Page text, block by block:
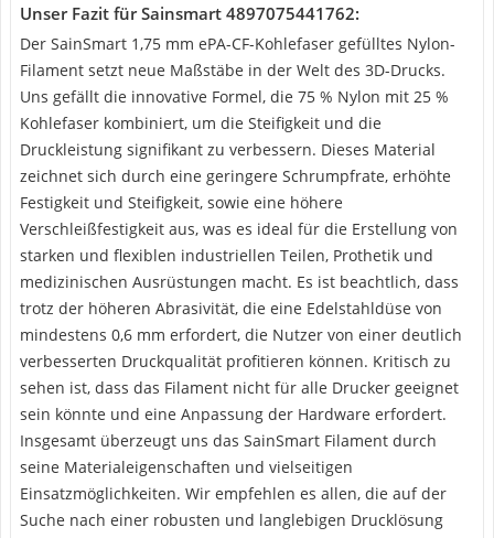
Unser Fazit für Sainsmart 4897075441762:
Der SainSmart 1,75 mm ePA-CF-Kohlefaser gefülltes Nylon-
Filament setzt neue Maßstäbe in der Welt des 3D-Drucks.
Uns gefällt die innovative Formel, die 75 % Nylon mit 25 %
Kohlefaser kombiniert, um die Steifigkeit und die
Druckleistung signifikant zu verbessern. Dieses Material
zeichnet sich durch eine geringere Schrumpfrate, erhöhte
Festigkeit und Steifigkeit, sowie eine höhere
Verschleißfestigkeit aus, was es ideal für die Erstellung von
starken und flexiblen industriellen Teilen, Prothetik und
medizinischen Ausrüstungen macht. Es ist beachtlich, dass
trotz der höheren Abrasivität, die eine Edelstahldüse von
mindestens 0,6 mm erfordert, die Nutzer von einer deutlich
verbesserten Druckqualität profitieren können. Kritisch zu
sehen ist, dass das Filament nicht für alle Drucker geeignet
sein könnte und eine Anpassung der Hardware erfordert.
Insgesamt überzeugt uns das SainSmart Filament durch
seine Materialeigenschaften und vielseitigen
Einsatzmöglichkeiten. Wir empfehlen es allen, die auf der
Suche nach einer robusten und langlebigen Drucklösung